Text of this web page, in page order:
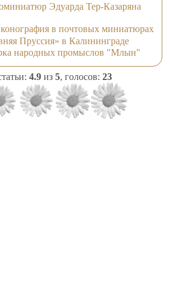
Эдуарда Тер-Казаряна
в почтовых миниатюрах
Пруссия» в Калининграде
народных промыслов "Млын"
4.9 из 5, голосов: 23